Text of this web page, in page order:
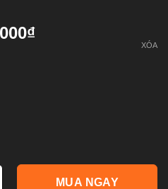
₫
XÓA
Libra số lượng
MUA NGAY